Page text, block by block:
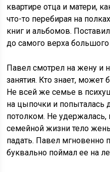
квартире отца и матери,
что-то перебирая на
книг и альбомов.
до самого верха
Павел смотрел на жену и
занятия. Кто знает, может
Не всей же семье в
на цыпочки и попыталась
потолком. Не
семейной жизни тело
падать. Павел мгновенно
буквально поймал ее на